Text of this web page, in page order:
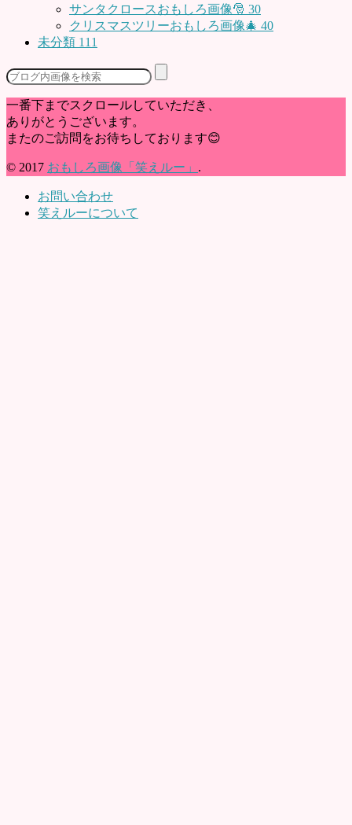
サンタクロースおもしろ画像🎅 30
クリスマスツリーおもしろ画像🎄 40
未分類 111
一番下までスクロールしていただき、
ありがとうございます。
またのご訪問をお待ちしております😊
© 2017 おもしろ画像「笑えルー」 .
お問い合わせ
笑えルーについて